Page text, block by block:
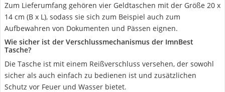
Zum Lieferumfang gehören vier Geldtaschen mit der Größe 20 x
14 cm (B x L), sodass sie sich zum Beispiel auch zum
Aufbewahren von Dokumenten und Pässen eignen.
Wie sicher ist der Verschlussmechanismus der ImnBest
Tasche?
Die Tasche ist mit einem Reißverschluss versehen, der sowohl
sicher als auch einfach zu bedienen ist und zusätzlichen
Schutz vor Feuer und Wasser bietet.